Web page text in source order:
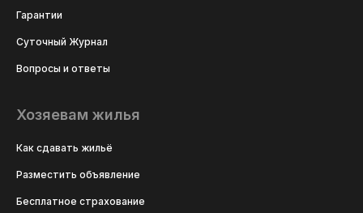
Гарантии
Суточный Журнал
Вопросы и ответы
Хозяевам жилья
Как сдавать жильё
Разместить объявление
Бесплатное страхование